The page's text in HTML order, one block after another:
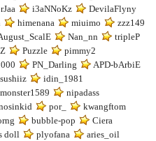
i3aNNoKz
DevilaFlyny
himenana miuimo
zzz149
Nan_nn
tripleP
Puzzle
pimmy2
PN_Darling
APD-bArbiE
sushiiz
idin_1981
monster1589
nipadass
por_
kwangftom
bubble-pop
Ciera
doll plyofana
aries_oil